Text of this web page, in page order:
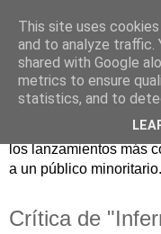
Críticas y reseñas de
editadas en España.
los lanzamientos más
a un público minoritario.
Crítica de
This site uses
and to analyze traffic.
shared with Google
metrics to ensure
statistics, and to